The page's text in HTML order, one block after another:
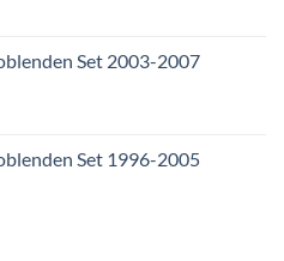
Set 2003-2007
Set 1996-2005